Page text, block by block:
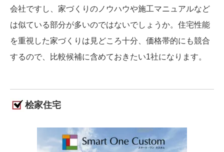
会社ですし、家づくりのノウハウや施工マニュアルなど
は似ている部分が多いのではないでしょうか。住宅性能
を重視した家づくりは見どころ十分、価格帯的にも競合
するので、比較候補に含めておきたい1社になります。
桧家住宅